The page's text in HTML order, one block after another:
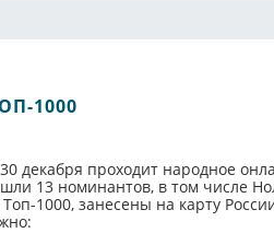
1000
декабря проходит народное
13 номинантов, в том числе
1000, занесены на карту